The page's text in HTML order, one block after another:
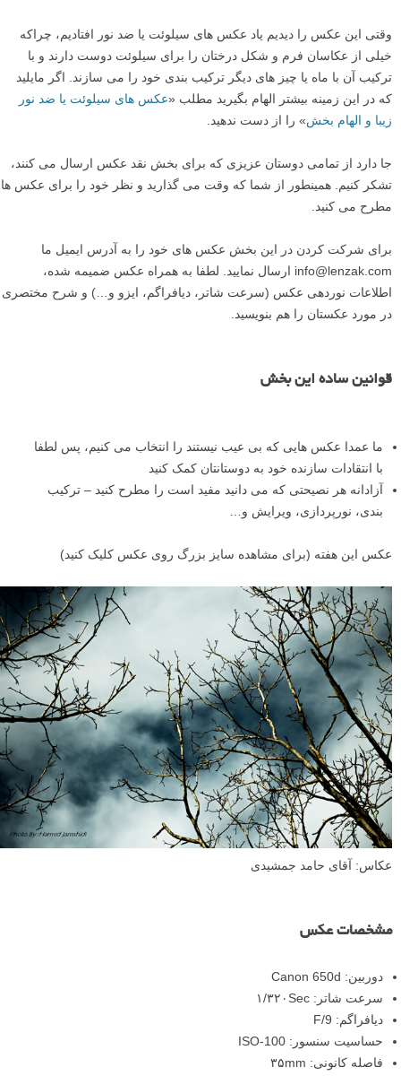
وقتی این عکس را دیدیم یاد عکس های سیلوئت یا ضد نور افتادیم، چراکه
خیلی از عکاسان فرم و شکل درختان را برای سیلوئت دوست دارند و با
ترکیب آن با ماه یا چیز های دیگر ترکیب بندی خود را می سازند. اگر مایلید
که در این زمینه بیشتر الهام بگیرید مطلب «عکس های سیلوئت یا ضد نور
زیبا و الهام بخش» را از دست ندهید.
جا دارد از تمامی دوستان عزیزی که برای بخش نقد عکس ارسال می کنند،
تشکر کنیم. همینطور از شما که وقت می گذارید و نظر خود را برای عکس ها
مطرح می کنید.
برای شرکت کردن در این بخش عکس های خود را به آدرس ایمیل ما
info@lenzak.com ارسال نمایید. لطفا به همراه عکس ضمیمه شده،
اطلاعات نوردهی عکس (سرعت شاتر، دیافراگم، ایزو و…) و شرح مختصری
در مورد عکستان را هم بنویسید.
قوانین ساده این بخش
ما عمدا عکس هایی که بی عیب نیستند را انتخاب می کنیم، پس لطفا
با انتقادات سازنده خود به دوستانتان کمک کنید
آزادانه هر نصیحتی که می دانید مفید است را مطرح کنید – ترکیب
بندی، نورپردازی، ویرایش و…
عکس این هفته (برای مشاهده سایز بزرگ روی عکس کلیک کنید)
عکاس: آقای حامد جمشیدی
مشخصات عکس
دوربین: Canon 650d
سرعت شاتر: ۱/۳۲۰Sec
دیافراگم: F/9
حساسیت سنسور: ISO-100
فاصله کانونی: ۳۵mm